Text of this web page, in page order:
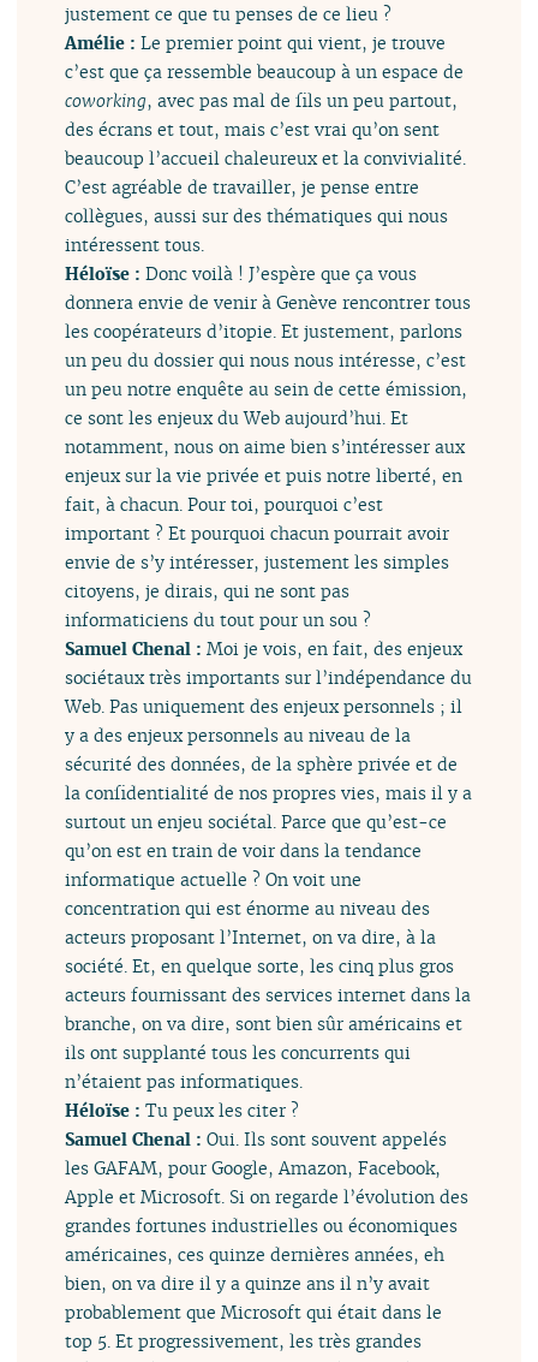
justement ce que tu penses de ce lieu ?
Amélie :Le premier point qui vient, je trouve
c’est que ça ressemble beaucoup à un espace de
coworking, avec pas mal de fils un peu partout,
des écrans et tout, mais c’est vrai qu’on sent
beaucoup l’accueil chaleureux et la convivialité.
C’est agréable de travailler, je pense entre
collègues, aussi sur des thématiques qui nous
intéressent tous.
Héloïse :Donc voilà ! J’espère que ça vous
donnera envie de venir à Genève rencontrer tous
les coopérateurs d’itopie. Et justement, parlons
un peu du dossier qui nous nous intéresse, c’est
un peu notre enquête au sein de cette émission,
ce sont les enjeux du Web aujourd’hui. Et
notamment, nous on aime bien s’intéresser aux
enjeux sur la vie privée et puis notre liberté, en
fait, à chacun. Pour toi, pourquoi c’est
important ? Et pourquoi chacun pourrait avoir
envie de s’y intéresser, justement les simples
citoyens, je dirais, qui ne sont pas
informaticiens du tout pour un sou ?
Samuel Chenal :Moi je vois, en fait, des enjeux
sociétaux très importants sur l’indépendance du
Web. Pas uniquement des enjeux personnels ; il
y a des enjeux personnels au niveau de la
sécurité des données, de la sphère privée et de
la confidentialité de nos propres vies, mais il y a
surtout un enjeu sociétal. Parce que qu’est-ce
qu’on est en train de voir dans la tendance
informatique actuelle ? On voit une
concentration qui est énorme au niveau des
acteurs proposant l’Internet, on va dire, à la
société. Et, en quelque sorte, les cinq plus gros
acteurs fournissant des services internet dans la
branche, on va dire, sont bien sûr américains et
ils ont supplanté tous les concurrents qui
n’étaient pas informatiques.
Héloïse :Tu peux les citer ?
Samuel Chenal :Oui. Ils sont souvent appelés
les GAFAM, pour Google, Amazon, Facebook,
Apple et Microsoft. Si on regarde l’évolution des
grandes fortunes industrielles ou économiques
américaines, ces quinze dernières années, eh
bien, on va dire il y a quinze ans il n’y avait
probablement que Microsoft qui était dans le
top 5. Et progressivement, les très grandes